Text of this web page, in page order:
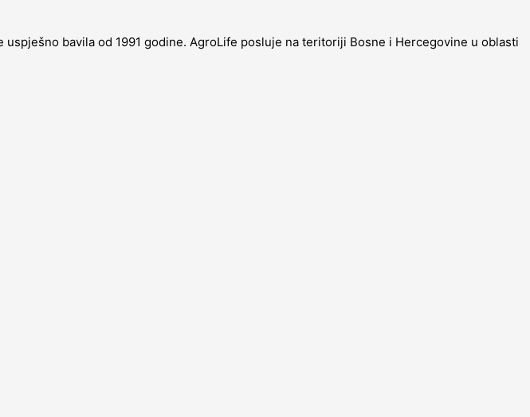
bavila od 1991 godine. AgroLife posluje na teritoriji Bosne i Hercegovine u oblasti